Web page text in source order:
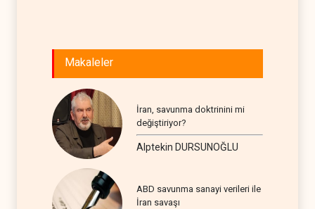
Makaleler
İran, savunma doktrinini mi
değiştiriyor?
Alptekin DURSUNOĞLU
ABD savunma sanayi verileri ile
İran savaşı